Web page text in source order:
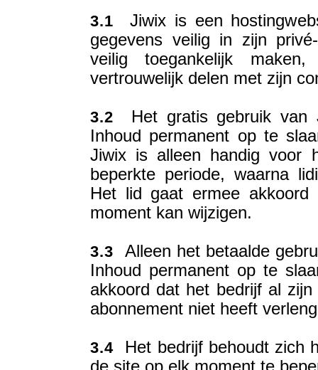
3.1 Jiwix is een
gegevens veilig in zijn
veilig toegankelijk
vertrouwelijk delen met zijn
3.2 Het gratis gebruik van
Inhoud permanent op te
Jiwix is alleen handig voor
beperkte periode, waarna
Het lid gaat ermee
moment kan wijzigen.
3.3 Alleen het betaalde
Inhoud permanent op te
akkoord dat het bedrijf al
abonnement niet heeft
3.4 Het bedrijf behoudt zich